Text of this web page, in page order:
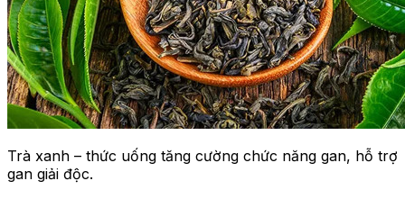
Trà xanh – thức uống tăng cường chức năng gan, hỗ trợ
gan giải độc.